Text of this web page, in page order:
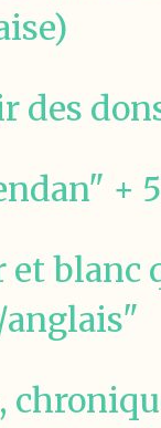
des
+
et blanc